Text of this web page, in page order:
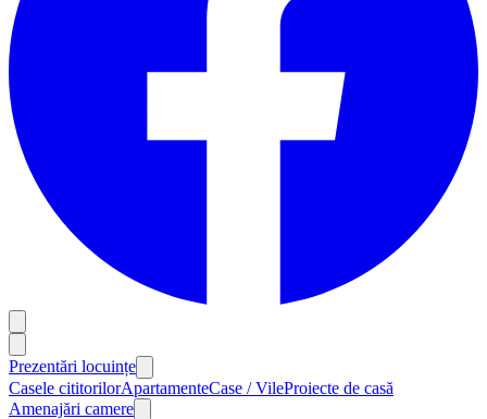
Prezentări locuințe
Casele cititorilorApartamenteCase / VileProiecte de casă
Amenajări camere